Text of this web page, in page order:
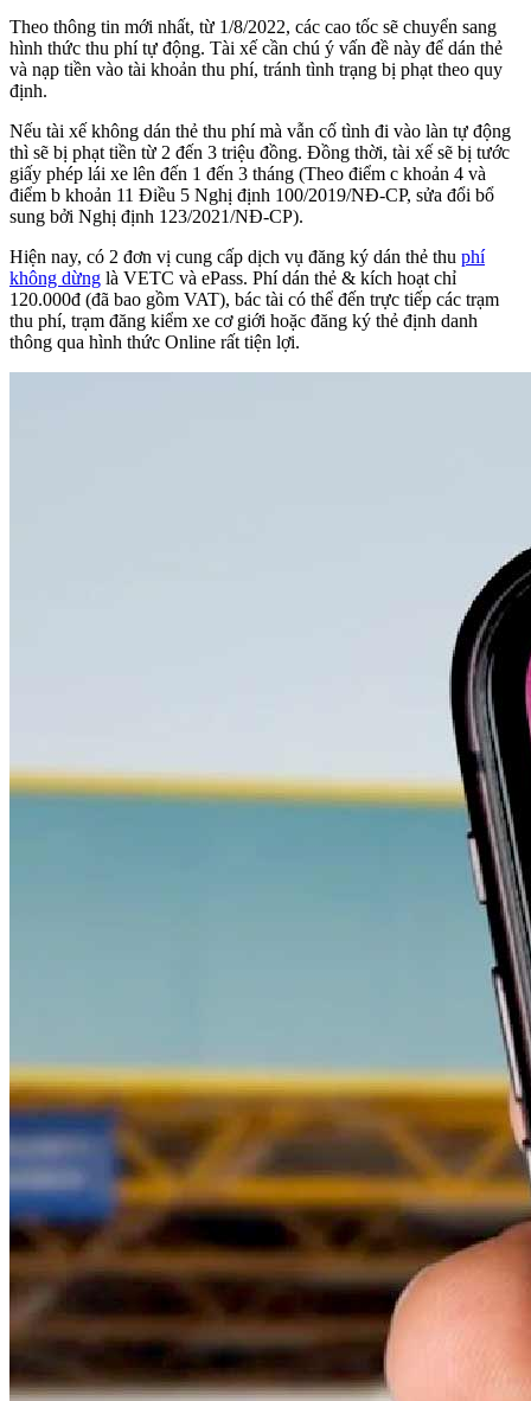
Theo thông tin mới nhất, từ 1/8/2022, các cao tốc sẽ chuyển sang
hình thức thu phí tự động. Tài xế cần chú ý vấn đề này để dán thẻ
và nạp tiền vào tài khoản thu phí, tránh tình trạng bị phạt theo quy
định.
Nếu tài xế không dán thẻ thu phí mà vẫn cố tình đi vào làn tự động
thì sẽ bị phạt tiền từ 2 đến 3 triệu đồng. Đồng thời, tài xế sẽ bị tước
giấy phép lái xe lên đến 1 đến 3 tháng (Theo điểm c khoản 4 và
điểm b khoản 11 Điều 5 Nghị định 100/2019/NĐ-CP, sửa đổi bổ
sung bởi Nghị định 123/2021/NĐ-CP).
Hiện nay, có 2 đơn vị cung cấp dịch vụ đăng ký dán thẻ thu phí
không dừng là VETC và ePass. Phí dán thẻ & kích hoạt chỉ
120.000đ (đã bao gồm VAT), bác tài có thể đến trực tiếp các trạm
thu phí, trạm đăng kiểm xe cơ giới hoặc đăng ký thẻ định danh
thông qua hình thức Online rất tiện lợi.